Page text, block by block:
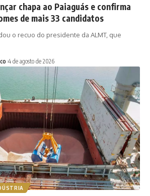
chapa ao Paiaguás e confirma
de mais 33 candidatos
o recuo do presidente da ALMT, que
4 de agosto de 2026